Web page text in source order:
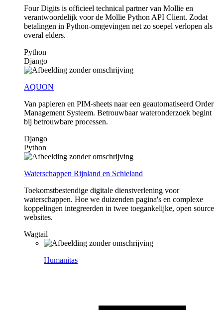
Four Digits is officieel technical partner van Mollie en
verantwoordelijk voor de Mollie Python API Client. Zodat
betalingen in Python-omgevingen net zo soepel verlopen als
overal elders.
Python
Django
AQUON
Van papieren en PIM-sheets naar een geautomatiseerd Order
Management Systeem. Betrouwbaar wateronderzoek begint
bij betrouwbare processen.
Django
Python
Waterschappen Rijnland en Schieland
Toekomstbestendige digitale dienstverlening voor
waterschappen. Hoe we duizenden pagina's en complexe
koppelingen integreerden in twee toegankelijke, open source
websites.
Wagtail
Humanitas